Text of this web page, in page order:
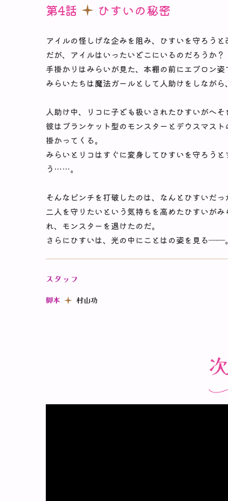
第4話 ひすいの秘密
アイルの怪しげな企みを阻み、ひすいを守ろう
だが、アイルはいったいどこにいるのだろうか？
手掛かりはみらいが見た、本棚の前にエプロン
みらいたちは魔法ガールとして人助けをしなが
人助け中、リコに子ども扱いされたひすいがへ
彼はブランケット型のモンスターとデウスマス
掛かってくる。
みらいとリコはすぐに変身してひすいを守ろう
う……。
そんなピンチを打破したのは、なんとひすいだっ
二人を守りたいという気持ちを高めたひすいが
れ、モンスターを退けたのだ。
さらにひすいは、光の中にことはの姿を見る――
スタッフ
脚本 村山功